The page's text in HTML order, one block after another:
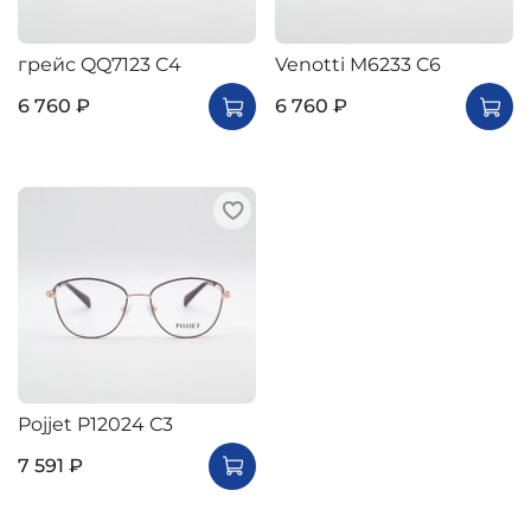
грейс QQ7123 C4
6 760 ₽
Venotti M6233 C6
6 760 ₽
Pojjet P12024 C3
7 591 ₽